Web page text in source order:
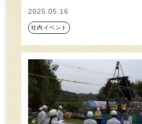
2025.05.16
社内イベント